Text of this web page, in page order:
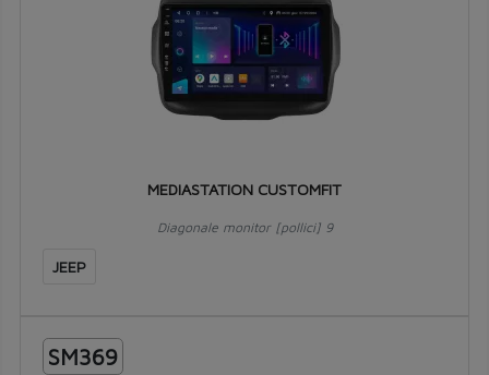
MEDIASTATION CUSTOMFIT
Diagonale monitor [pollici] 9
JEEP
SM369